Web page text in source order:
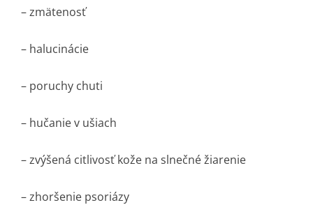
– zmätenosť
– halucinácie
– poruchy chuti
– hučanie v ušiach
– zvýšená citlivosť kože na slnečné žiarenie
– zhoršenie psoriázy